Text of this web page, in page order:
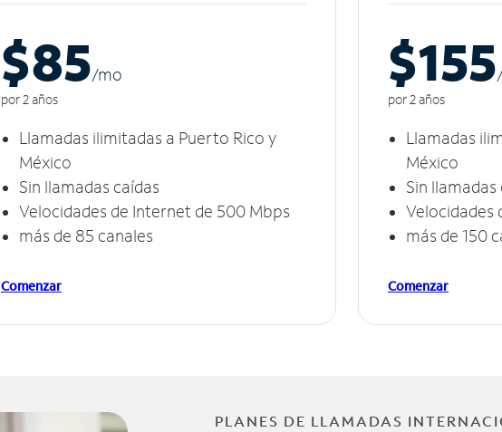
$85/mo
por 2 años
Llamadas ilimitadas a Puerto Rico y
México
Sin llamadas caídas
Velocidades de Internet de 500 Mbps
más de 85 canales
Comenzar
$155
por 2 años
Llamadas
México
Sin llamadas
Velocidades
más de 150
Comenzar
PLANES DE LLAMADAS